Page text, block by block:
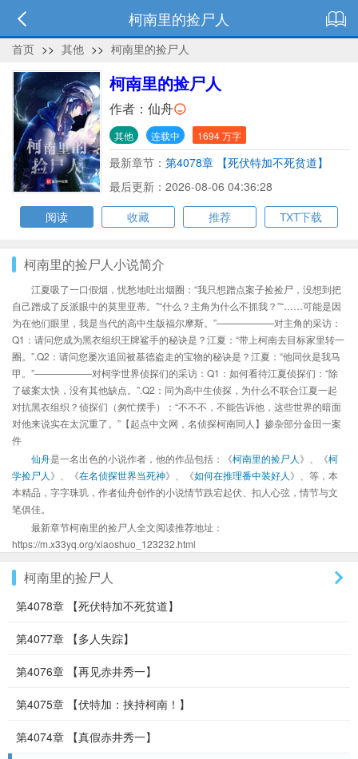
柯南里的捡尸人
首页 >> 其他 >> 柯南里的捡尸人
柯南里的捡尸人
作者： 仙舟
其他 连载中 1694 万字
最新章节： 第4078章 【死伏特加不死贫道】
最后更新：2026-08-06 04:36:28
阅读
收藏 推荐 TXT下载
柯南里的捡尸人小说简介
江夏吸了一口假烟，忧愁地吐出烟圈：“我只想蹭点案子捡捡尸，没想到把
自己蹭成了反派眼中的莫里亚蒂。”“什么？主角为什么不抓我？”“……可能是因
为在他们眼里，我是当代的高中生版福尔摩斯。”——————对主角的采访：
Q1：请问您成为黑衣组织王牌鲨手的秘诀是？江夏：“带上柯南去目标家里转一
圈。”.Q2：请问您屡次追回被基德盗走的宝物的秘诀是？江夏：“他同伙是我马
甲。”——————对柯学世界侦探们的采访：Q1：如何看待江夏侦探们：“除
了破案太快，没有其他缺点。”.Q2：同为高中生侦探，为什么不联合江夏一起
对抗黑衣组织？侦探们（匆忙摆手）：“不不不，不能告诉他，这些世界的暗面
对他来说实在太沉重了。”【起点中文网，名侦探柯南同人】掺杂部分金田一案
件
仙舟是一名出色的小说作者，他的作品包括：《柯南里的捡尸人 》、《柯
学捡尸人 》、《在名侦探世界当死神》、《如何在推理番中装好人 》、等，本
本精品，字字珠玑，作者仙舟创作的小说情节跌宕起伏、扣人心弦，情节与文
笔俱佳。
最新章节柯南里的捡尸人全文阅读推荐地址：
https://m.x33yq.org/xiaoshuo_123232.html
柯南里的捡尸人
第4078章 【死伏特加不死贫道】
第4077章 【多人失踪】
第4076章 【再见赤井秀一】
第4075章 【伏特加：挟持柯南！】
第4074章 【真假赤井秀一】